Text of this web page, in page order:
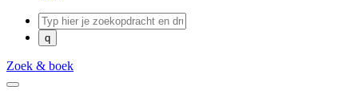
Zoek & boek